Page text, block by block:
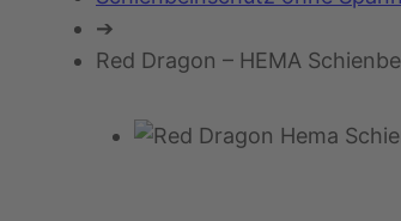
➔
Red Dragon – HEMA